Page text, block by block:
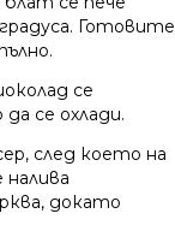
Готовите
се
се охлади.
след което на
докато